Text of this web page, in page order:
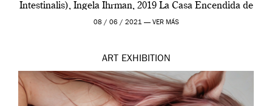
Intestinalis), Ingela Ihrman, 2019 La Casa Encendida de
Madrid y la Wellcome […]
08 / 06 / 2021 — VER MÁS
ART EXHIBITION